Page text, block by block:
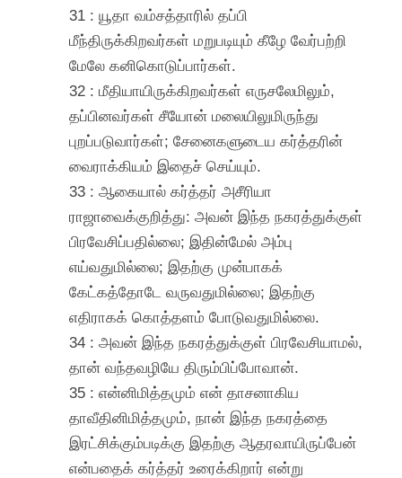
31 : யூதா வம்சத்தாரில் தப்பி
மீந்திருக்கிறவர்கள் மறுபடியும் கீழே வேர்பற்றி
மேலே கனிகொடுப்பார்கள்.
32 : மீதியாயிருக்கிறவர்கள் எருசலேமிலும்,
தப்பினவர்கள் சீயோன் மலையிலுமிருந்து
புறப்படுவார்கள்; சேனைகளுடைய கர்த்தரின்
வைராக்கியம் இதைச் செய்யும்.
33 : ஆகையால் கர்த்தர் அசீரியா
ராஜாவைக்குறித்து: அவன் இந்த நகரத்துக்குள்
பிரவேசிப்பதில்லை; இதின்மேல் அம்பு
எய்வதுமில்லை; இதற்கு முன்பாகக்
கேட்கத்தோடே வருவதுமில்லை; இதற்கு
எதிராகக் கொத்தளம் போடுவதுமில்லை.
34 : அவன் இந்த நகரத்துக்குள் பிரவேசியாமல்,
தான் வந்தவழியே திரும்பிப்போவான்.
35 : என்னிமித்தமும் என் தாசனாகிய
தாவீதினிமித்தமும், நான் இந்த நகரத்தை
இரட்சிக்கும்படிக்கு இதற்கு ஆதரவாயிருப்பேன்
என்பதைக் கர்த்தர் உரைக்கிறார் என்று